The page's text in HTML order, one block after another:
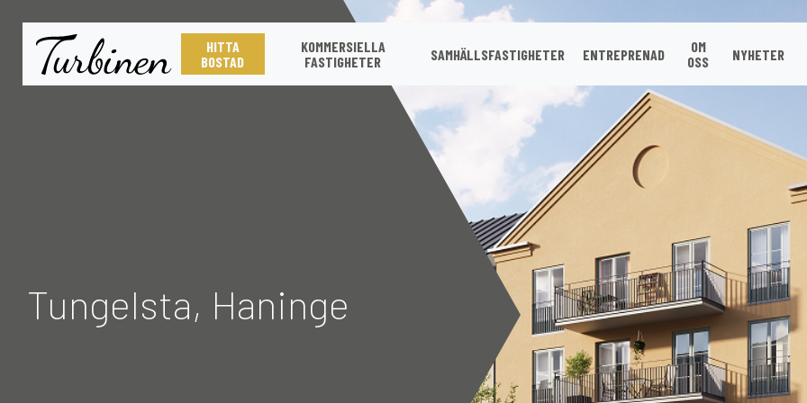
HITTA
BOSTAD
KOMMERSIELLA
FASTIGHETER
SAMHÄLLSFASTIGHETER ENTREPRENAD
OM
OSS
NYHETER
Tungelsta, Haninge